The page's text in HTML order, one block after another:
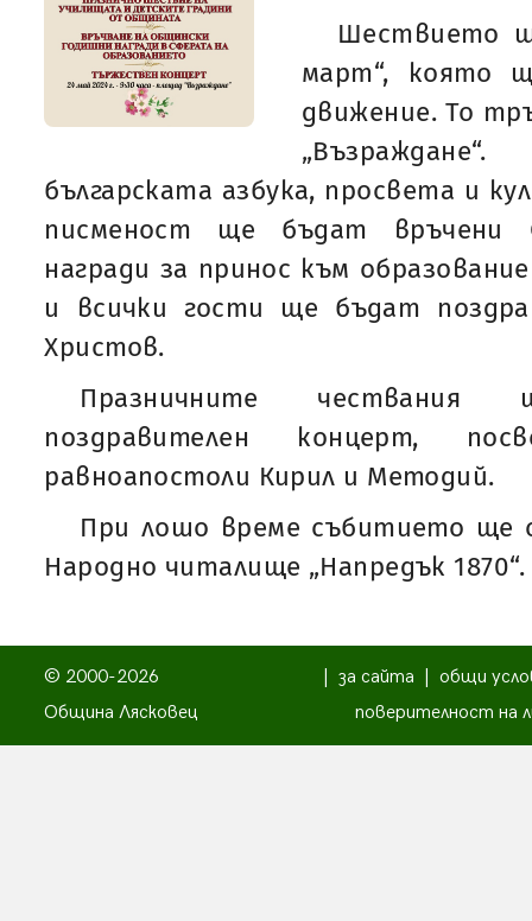
Шествието
март“, която
движение. То
българската азбука, просвета и
писменост ще бъдат връчени
награди за принос към
и всички гости ще бъдат
Христов.
Празничните
поздравителен концерт,
равноапостоли Кирил и Методий.
При лошо време събитието ще
Народно читалище „Напредък 1870“.
© 2000-2026
Община Лясковец
за сайта
общи
поверителност на